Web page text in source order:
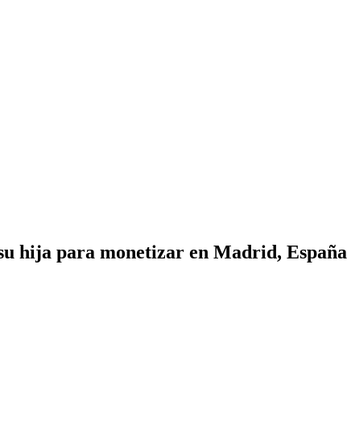
hija para monetizar en Madrid, España